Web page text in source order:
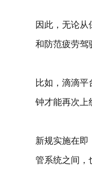
因此，无论
和防范疲劳驾
比如，滴滴
钟才能再次上
新规实施在即
管系统之间，